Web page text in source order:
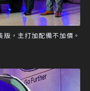
，主打加配備不加價。